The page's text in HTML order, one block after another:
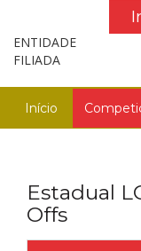
ENTIDADE
FILIADA
Início
Estadual
Offs